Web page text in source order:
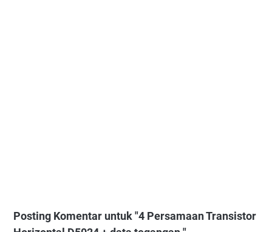
Posting Komentar untuk "4 Persamaan Transistor